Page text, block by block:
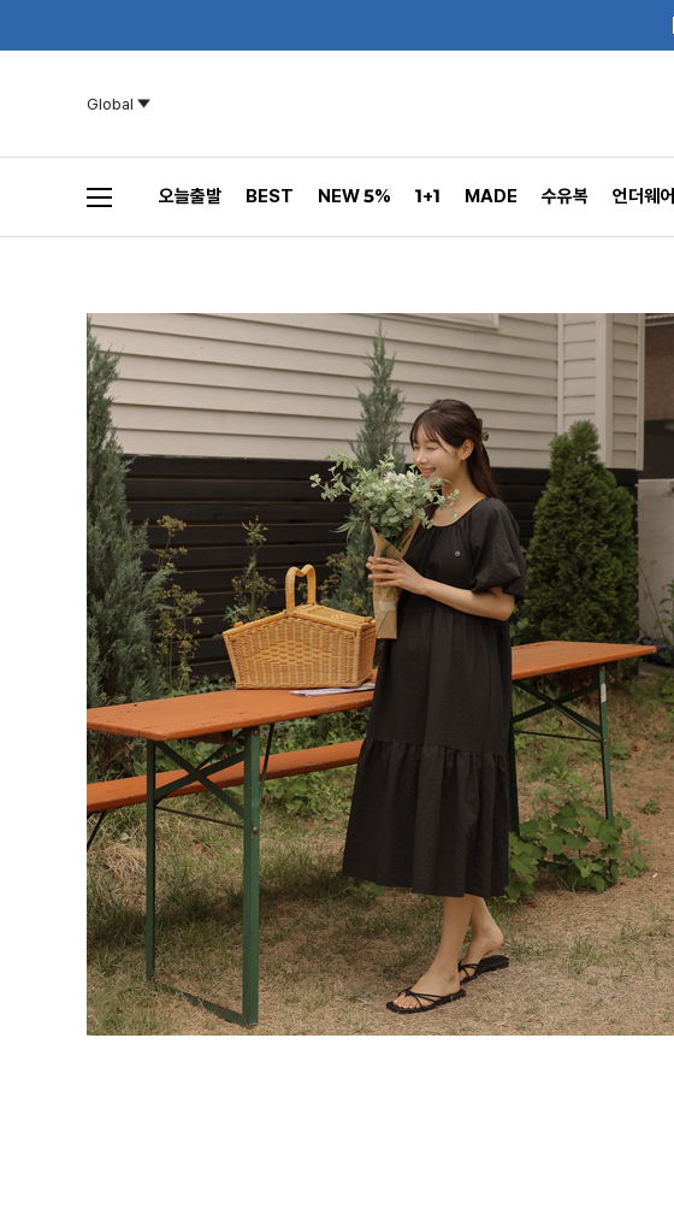
Global
오늘출발 BEST NEW 5% 1+1 MADE 수유복 언더웨어